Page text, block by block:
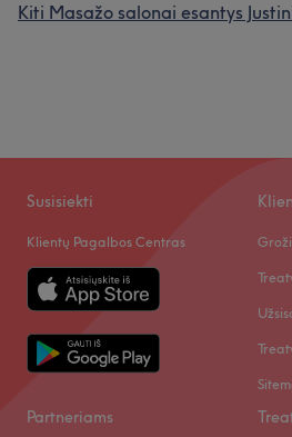
Kiti Masažo salonai esantys
Susisiekti
Klientų Pagalbos Centras
Partneriams